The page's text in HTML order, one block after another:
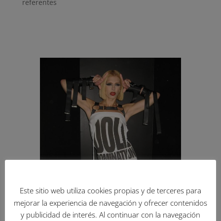
referentes
Este sitio web utiliza cookies propias y de terceres para
mejorar la experiencia de navegación y ofrecer contenidos
y publicidad de interés. Al continuar con la navegación